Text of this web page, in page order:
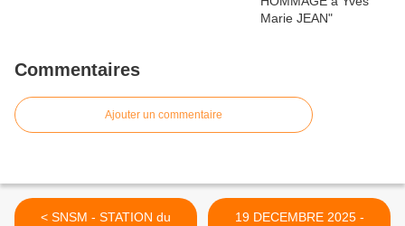
Commentaires
Ajouter un commentaire
< SNSM - STATION du
19 DECEMBRE 2025 -